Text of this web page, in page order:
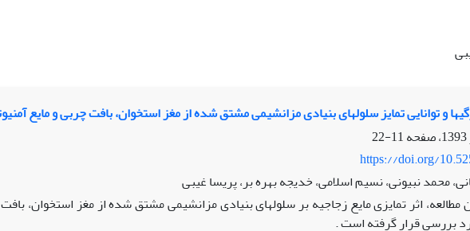
و توانایی تمایز سلول‏های بنیادی مزانشیمی مشتق شده از مغز استخوان، بافت چربی و مایع
11-22
https://doi.org/
محمد نبیونی، نسیم اسلامی، خدیجه بهره بر، پریسا غیبی
اثر تمایزی مایع زجاجیه بر سلول‏های بنیادی مزانشیمی مشتق شده از مغز استخوان،
بررسی قرار گرفته است .